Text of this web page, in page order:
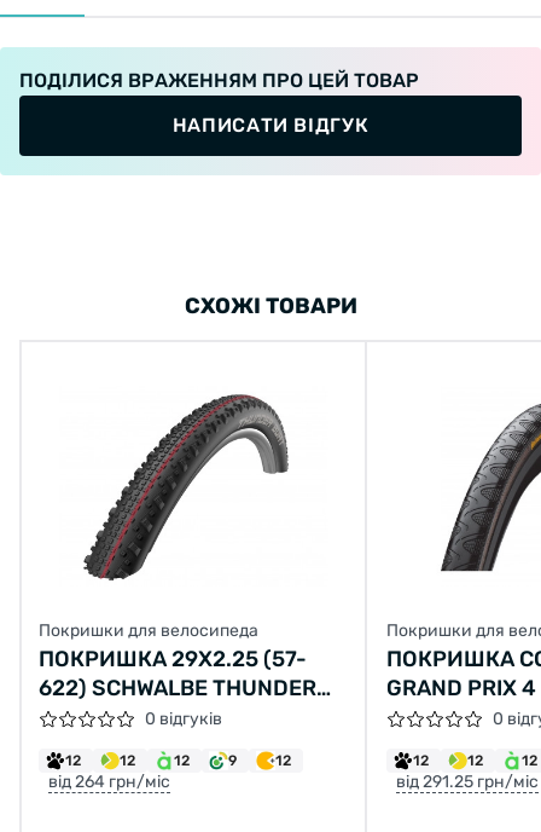
ПОДІЛИСЯ ВРАЖЕННЯМ ПРО ЦЕЙ ТОВАР
НАПИСАТИ ВІДГУК
СХОЖІ ТОВАРИ
Покришки для велосипеда
ПОКРИШКА 29X2.25 (57-
622) SCHWALBE THUNDER
BURT SNAKESKIN FOLDING
0 відгуків
12 12 12 9 12
від 264 грн/міс
Покришки для
ПОКРИШКА
GRAND PRIX
700 X 23C
SKIN
0
12 12 12
від 291.25 грн/міс